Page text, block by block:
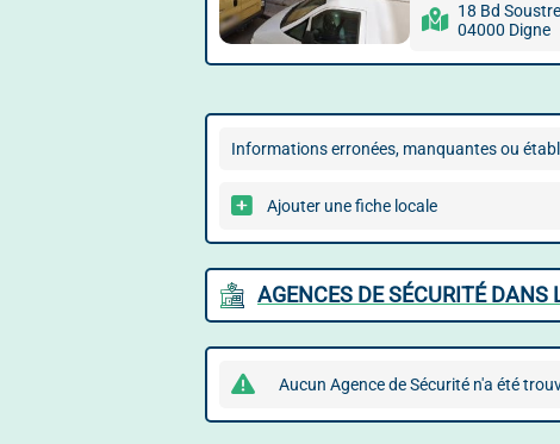
18 Bd Soustre
04000 Digne
Informations erronées, manquantes ou
Ajouter une fiche locale
AGENCES DE SÉCURITÉ DANS
Aucun Agence de Sécurité n'a été